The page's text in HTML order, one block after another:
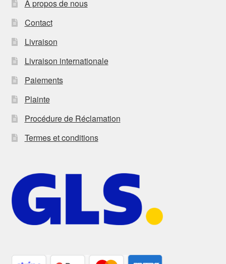
À propos de nous
Contact
Livraison
Livraison internationale
Paiements
Plainte
Procédure de Réclamation
Termes et conditions